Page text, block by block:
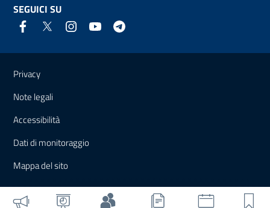
SEGUICI SU
Link e informazioni utili
Privacy
Note legali
Accessibilità
Dati di monitoraggio
Mappa del sito